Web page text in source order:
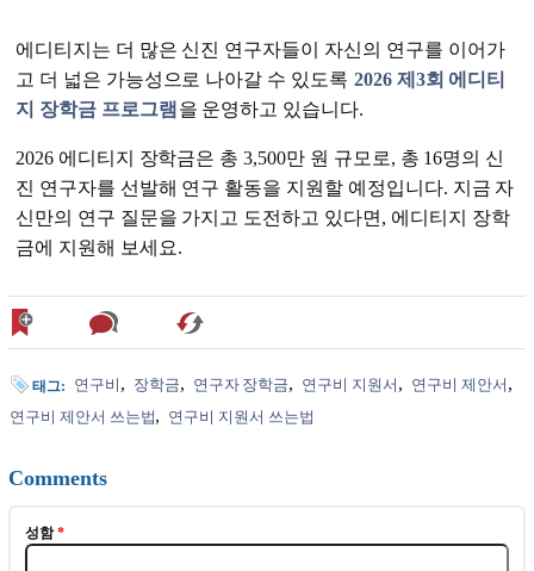
에디티지는 더 많은 신진 연구자들이 자신의 연구를 이어가
고 더 넓은 가능성으로 나아갈 수 있도록 2026 제3회 에디티
지 장학금 프로그램 을 운영하고 있습니다.
2026 에디티지 장학금은 총 3,500만 원 규모로, 총 16명의 신
진 연구자를 선발해 연구 활동을 지원할 예정입니다. 지금 자
신만의 연구 질문을 가지고 도전하고 있다면, 에디티지 장학
금에 지원해 보세요.
태그: 연구비 장학금 연구자 장학금 연구비 지원서
연구비 제안서
연구비 제안서 쓰는법
연구비 지원서 쓰는법
Comments
성함*